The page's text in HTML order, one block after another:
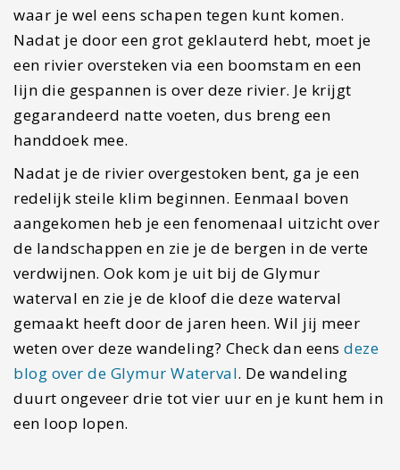
Leestip: twee andere onbekende watervallen
zijn Haifoss en Grannifoss. Werkelijk
dicht bij Landmannalaugar en de bekende
vulkaan Hekla. Daarnaast is er ook een
Kvernufoss
Last but not least in dit lijstje met unieke
activiteiten in IJsland. Dit redelijk onontdekte
pareltje ligt bij een van
de bekendste watervallen
in IJsland . Op loopafstand van het bekende
Skogafoss ligt Kvernufoss. Een waterval die
verstopt ligt achter een gebouw achter
Skogarmuseum. Achter het gebouw met de grote
garagepoorten begint een kleine wandeling naar
het verstopte pareltje. Net zoals bij